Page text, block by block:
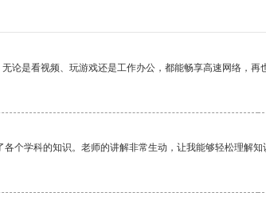
论是看视频、玩游戏还是工作办公，都能畅享高速网络，
个学科的知识。老师的讲解非常生动，让我能够轻松理解知